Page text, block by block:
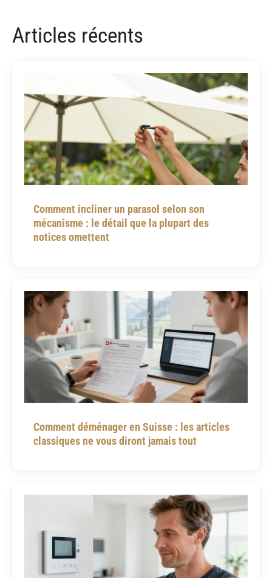
Articles récents
Comment incliner un parasol selon son
mécanisme : le détail que la plupart des
notices omettent
Comment déménager en Suisse : les articles
classiques ne vous diront jamais tout